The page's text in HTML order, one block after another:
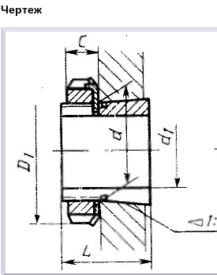
Чертеж